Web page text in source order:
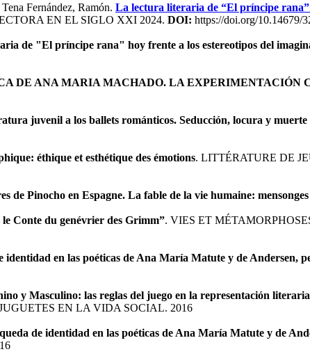
Fernández, Ramón. La lectura literaria de “El príncipe
EN EL SIGLO XXI 2024. DOI: https://doi.org/10.14679/
de "El príncipe rana" hoy frente a los estereotipos del
DE ANA MARIA MACHADO. LA EXPERIMENTACIÓN
juvenil a los ballets románticos. Seducción, locura y
éthique et esthétique des émotions. LITTÉRATURE DE
de Pinocho en Espagne. La fable de la vie humaine:
Conte du genévrier des Grimm”. VIES ET
identidad en las poéticas de Ana María Matute y de Andersen,
y Masculino: las reglas del juego en la representación
EN LA VIDA SOCIAL. 2016
de identidad en las poéticas de Ana María Matute y de